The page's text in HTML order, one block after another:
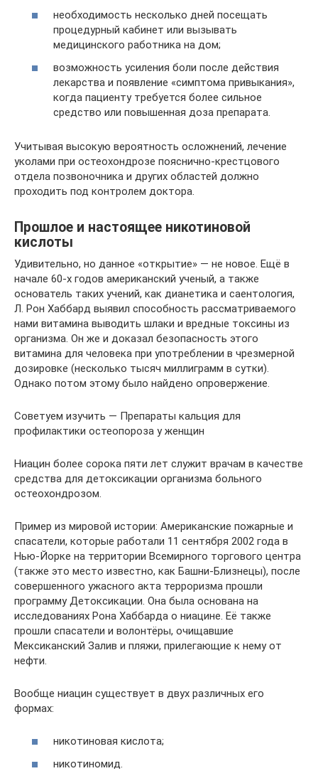
необходимость несколько дней посещать
процедурный кабинет или вызывать
медицинского работника на дом;
возможность усиления боли после действия
лекарства и появление «симптома привыкания»,
когда пациенту требуется более сильное
средство или повышенная доза препарата.
Учитывая высокую вероятность осложнений, лечение
уколами при остеохондрозе пояснично-крестцового
отдела позвоночника и других областей должно
проходить под контролем доктора.
Прошлое и настоящее никотиновой
кислоты
Удивительно, но данное «открытие» — не новое. Ещё в
начале 60-х годов американский ученый, а также
основатель таких учений, как дианетика и саентология,
Л. Рон Хаббард выявил способность рассматриваемого
нами витамина выводить шлаки и вредные токсины из
организма. Он же и доказал безопасность этого
витамина для человека при употреблении в чрезмерной
дозировке (несколько тысяч миллиграмм в сутки).
Однако потом этому было найдено опровержение.
Советуем изучить — Препараты кальция для
профилактики остеопороза у женщин
Ниацин более сорока пяти лет служит врачам в качестве
средства для детоксикации организма больного
остеохондрозом.
Пример из мировой истории: Американские пожарные и
спасатели, которые работали 11 сентября 2002 года в
Нью-Йорке на территории Всемирного торгового центра
(также это место известно, как Башни-Близнецы), после
совершенного ужасного акта терроризма прошли
программу Детоксикации. Она была основана на
исследованиях Рона Хаббарда о ниацине. Её также
прошли спасатели и волонтёры, очищавшие
Мексиканский Залив и пляжи, прилегающие к нему от
нефти.
Вообще ниацин существует в двух различных его
формах:
никотиновая кислота;
никотиномид.